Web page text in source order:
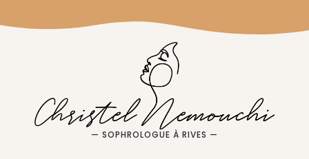
— SOPHROLOGUE À RIVES —